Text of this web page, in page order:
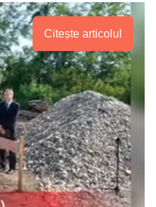
Citește articolul